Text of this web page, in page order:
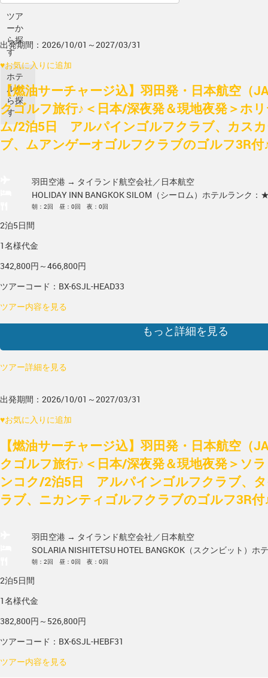
ツア
ーか
ら探
す
ホテ
ルか
ら探
す
出発期間：2026/10/01～2027/03/31
♥お気に入りに追加
【燃油サーチャージ込】羽田発・日本航空（
クゴルフ旅行♪＜日本/深夜発＆現地夜発＞ホ
ム/2泊5日 アルパインゴルフクラブ、カス
ブ、ムアンゲーオゴルフクラブのゴルフ3R付
羽田空港 → タイランド航空会社／日本航空
HOLIDAY INN BANGKOK SILOM（シーロム） ホテルランク
朝：2回 昼：0回 夜：0回
2泊5日間
1名様代金
342,800円～466,800円
ツアーコード：BX-6SJL-HEAD33
ツアー内容を見る
もっと詳細を見る
ツアー詳細を見る
出発期間：2026/10/01～2027/03/31
♥お気に入りに追加
【燃油サーチャージ込】羽田発・日本航空（
クゴルフ旅行♪＜日本/深夜発＆現地夜発＞ソ
ンコク/2泊5日 アルパインゴルフクラブ、
ラブ、ニカンティゴルフクラブのゴルフ3R付
羽田空港 → タイランド航空会社／日本航空
SOLARIA NISHITETSU HOTEL BANGKOK（スクンビット） ホ
朝：2回 昼：0回 夜：0回
2泊5日間
1名様代金
382,800円～526,800円
ツアーコード：BX-6SJL-HEBF31
ツアー内容を見る